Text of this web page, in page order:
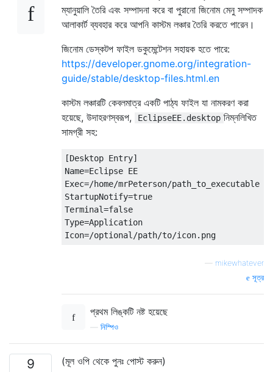
ম্যানুয়ালি তৈরি এবং সম্পাদনা করে বা পুরানো জিনোম মেনু সম্পাদক
আলাকার্ট ব্যবহার করে আপনি কাস্টম লঞ্চার তৈরি করতে পারেন।
জিনোম ডেস্কটপ ফাইল ডকুমেন্টেশন সহায়ক হতে পারে:
https://developer.gnome.org/integration-
guide/stable/desktop-files.html.en
কাস্টম লঞ্চারটি কেবলমাত্র একটি পাঠ্য ফাইল যা নামকরণ করা
হয়েছে, উদাহরণস্বরূপ,
EclipseEE.desktop নিম্নলিখিত
সামগ্রী সহ:
[Desktop Entry]
Name=Eclipse EE
Exec=/home/mrPeterson/path_to_executable
StartupNotify=true
Terminal=false
Type=Application
mikewhatever
সূত্র
প্রথম লিঙ্কটি নষ্ট হয়েছে
নিস্পিও
9
(মূল ওপি থেকে পুনঃ পোস্ট করুন)